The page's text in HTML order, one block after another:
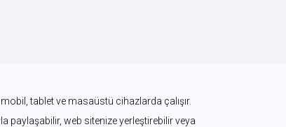
tablet ve masaüstü cihazlarda çalışır.
paylaşabilir, web sitenize yerleştirebilir veya